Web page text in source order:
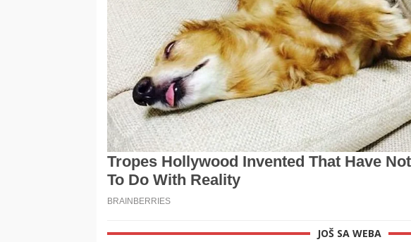
JOŠ SA WEBA